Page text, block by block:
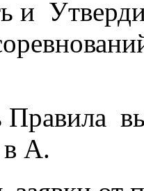
и
Правила
в А.